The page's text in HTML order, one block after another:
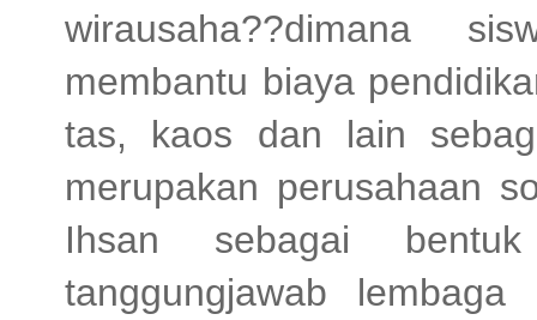
wirausaha??dimana
membantu biaya
tas, kaos dan lain
merupakan perusahaan
Ihsan sebagai
tanggungjawab